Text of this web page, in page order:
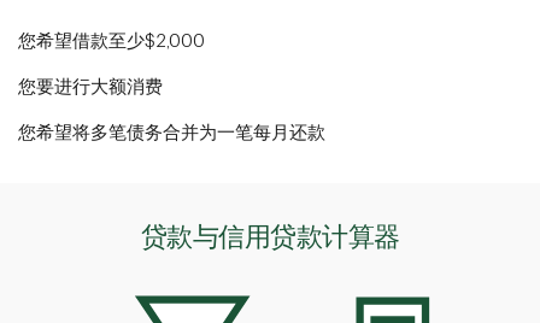
您希望借款至少$2,000
您要进行大额消费
您希望将多笔债务合并为一笔每月还款
贷款与信用贷款计算器